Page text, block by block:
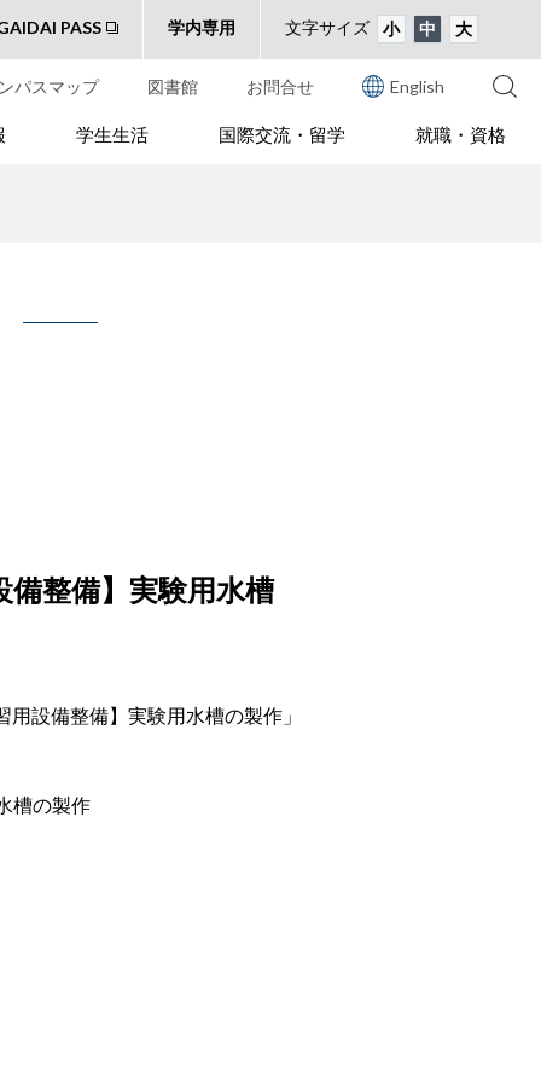
PASS 学内専用 文字サイズ 小 中 大
パスマップ 図書館 お問合せ English
学生生活 国際交流・留学 就職・資格
備整備】実験用水槽
設備整備】実験用水槽の製作」
槽の製作